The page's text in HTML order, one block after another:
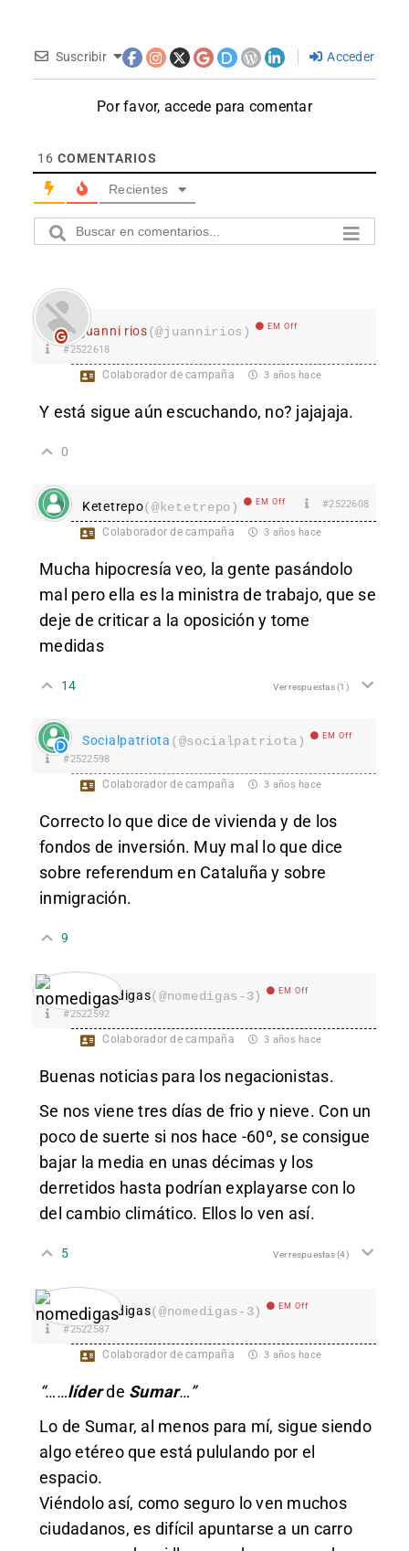
Suscribir Acceder
Por favor, accede para comentar
16 COMENTARIOS
Recientes
juanni rios(@juannirios) EM Off
#2522618
Colaborador de campaña 3 años hace
Y está sigue aún escuchando, no? jajajaja.
0
Ketetrepo(@ketetrepo) EM Off #2522608
Colaborador de campaña 3 años hace
Mucha hipocresía veo, la gente pasándolo
mal pero ella es la ministra de trabajo, que se
deje de criticar a la oposición y tome
medidas
14 Ver respuestas(1)
Socialpatriota (@socialpatriota) EM Off
#2522598
Colaborador de campaña 3 años hace
Correcto lo que dice de vivienda y de los
fondos de inversión. Muy mal lo que dice
sobre referendum en Cataluña y sobre
inmigración.
9
nomedigas(@nomedigas-3) EM Off
#2522592
Colaborador de campaña 3 años hace
Buenas noticias para los negacionistas.
Se nos viene tres días de frio y nieve. Con un
poco de suerte si nos hace -60º, se consigue
bajar la media en unas décimas y los
derretidos hasta podrían explayarse con lo
del cambio climático. Ellos lo ven así.
5 Ver respuestas(4)
nomedigas(@nomedigas-3) EM Off
#2522587
Colaborador de campaña 3 años hace
“……líder de Sumar…”
Lo de Sumar, al menos para mí, sigue siendo
algo etéreo que está pululando por el
espacio.
Viéndolo así, como seguro lo ven muchos
ciudadanos, es difícil apuntarse a un carro